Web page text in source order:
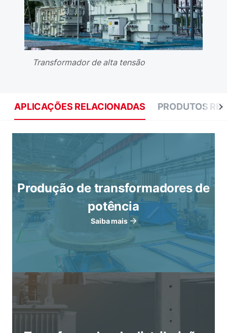
Transformador de alta tensão
APLICAÇÕES RELACIONADAS PRODUTOS
Produção de transformadores de
potência
Saiba mais